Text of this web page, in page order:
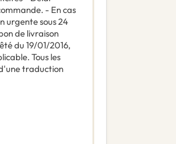
- En cas
urgente sous 24
de livraison
du 19/01/2016,
Tous les
traduction